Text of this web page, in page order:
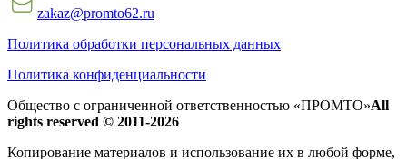
zakaz@promto62.ru
Политика обработки персональных данных
Политика конфиденциальности
Общество с ограниченной ответственностью «ПРОМТО»All
rights reserved © 2011-2026
Копирование материалов и использование их в любой форме,